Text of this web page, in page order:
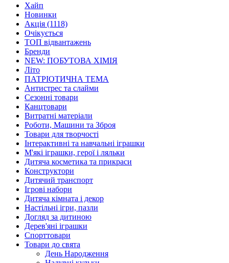
Хайп
Новинки
Акція (1118)
Очікується
ТОП відвантажень
Бренди
NEW: ПОБУТОВА ХІМІЯ
Літо
ПАТРІОТИЧНА ТЕМА
Антистрес та слайми
Сезонні товари
Канцтовари
Витратні матеріали
Роботи, Машини та Зброя
Товари для творчості
Інтерактивні та навчальні іграшки
М'які іграшки, герої і ляльки
Дитяча косметика та прикраси
Конструктори
Дитячий транспорт
Ігрові набори
Дитяча кімната і декор
Настільні ігри, пазли
Догляд за дитиною
Дерев'яні іграшки
Спорттовари
Товари до свята
День Народження